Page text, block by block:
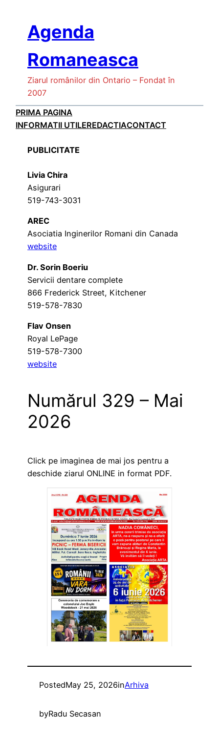
contentAgenda
Romaneasca
Ziarul românilor din Ontario – Fondat în
2007
PRIMA PAGINA
INFORMATII UTILEREDACTIACONTACT
PUBLICITATE
Livia Chira
Asigurari
519-743-3031
AREC
Asociatia Inginerilor Romani din Canada
website
Dr. Sorin Boeriu
Servicii dentare complete
866 Frederick Street, Kitchener
519-578-7830
Flav Onsen
Royal LePage
519-578-7300
website
Numărul 329 – Mai
2026
Click pe imaginea de mai jos pentru a
deschide ziarul ONLINE in format PDF.
PostedMay 25, 2026inArhiva
byRadu Secasan